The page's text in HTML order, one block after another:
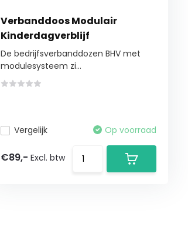
Verbanddoos Modulair
Kinderdagverblijf
De bedrijfsverbanddozen BHV met
modulesysteem zi...
Vergelijk Op voorraad
€89,-Excl. btw